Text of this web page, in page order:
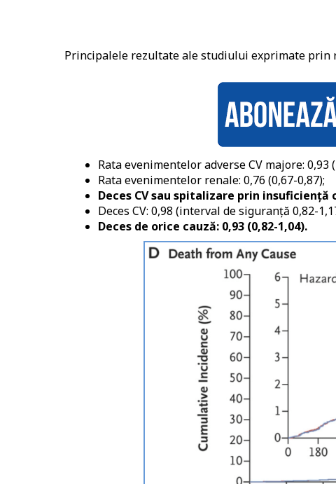
Principalele rezultate ale studiului exprimate prin
Rata evenimentelor adverse CV majore:
Rata evenimentelor renale: 0,76 (0,67-0,87);
Deces CV sau spitalizare prin insuficiență
Deces CV: 0,98 (interval de siguranță 0,82-
Deces de orice cauză: 0,93 (0,82-1,04).